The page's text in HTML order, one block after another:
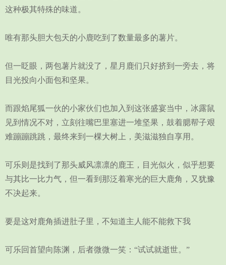
这种极其特殊的味道。
唯有那头胆大包天的小鹿吃到了数量最多的薯片。
但一眨眼，两包薯片就没了，星月鹿们只好挤到一旁去，将
目光投向小面包和坚果。
而跟焰尾狐一伙的小家伙们也加入到这张盛宴当中，冰露鼠
见到情况不对，立刻往嘴巴里塞进一堆坚果，鼓着腮帮子艰
难蹦蹦跳跳，最终来到一棵大树上，美滋滋独自享用。
可乐则是找到了那头威风凛凛的鹿王，目光似火，似乎想要
与其比一比力气，但一看到那泛着寒光的巨大鹿角，又犹豫
不决起来。
要是这对鹿角插进肚子里，不知道主人能不能救下我
可乐回首望向陈渊，后者微微一笑：“试试就逝世。”